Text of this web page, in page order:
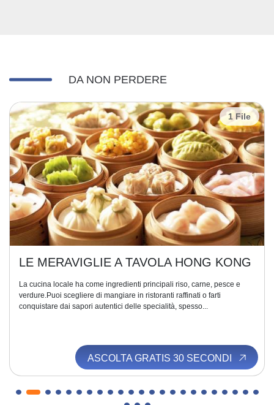
DA NON PERDERE
1 File
LE MERAVIGLIE A TAVOLA HONG KONG
La cucina locale ha come ingredienti principali riso, carne, pesce e
verdure.Puoi scegliere di mangiare in ristoranti raffinati o farti
conquistare dai sapori autentici delle specialità, spesso...
ASCOLTA GRATIS 30 SECONDI